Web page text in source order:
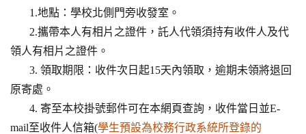
1.地點：學校北側門旁收發室。
2.攜帶本人有相片之證件，託人代領須持有收件人及代
領人有相片之證件。
3. 領取期限：收件次日起15天內領取，逾期未領將退回
原寄處。
4. 寄至本校掛號郵件可在本網頁查詢，收件當日並E-
mail至收件人信箱(學生預設為校務行政系統所登錄的